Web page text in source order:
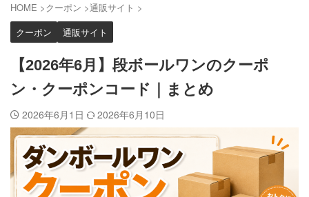
HOME >クーポン >通販サイト >
クーポン
通販サイト
【2026年6月】段ボールワンのクーポ
ン・クーポンコード｜まとめ
2026年6月1日 2026年6月10日